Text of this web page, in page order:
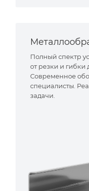
Полный спектр
от резки и гибки
Современное
специалисты.
задачи.